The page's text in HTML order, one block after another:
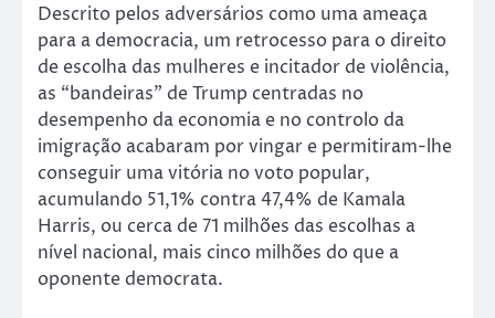
Descrito pelos adversários como uma ameaça
para a democracia, um retrocesso para o direito
de escolha das mulheres e incitador de violência,
as “bandeiras” de Trump centradas no
desempenho da economia e no controlo da
imigração acabaram por vingar e permitiram-lhe
conseguir uma vitória no voto popular,
acumulando 51,1% contra 47,4% de Kamala
Harris, ou cerca de 71 milhões das escolhas a
nível nacional, mais cinco milhões do que a
oponente democrata.